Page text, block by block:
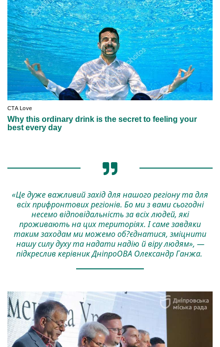
«Це дуже важливий захід для нашого регіону та для
всіх прифронтових регіонів. Бо ми з вами сьогодні
несемо відповідальність за всіх людей, які
проживають на цих територіях. І саме завдяки
таким заходам ми можемо об?єднатися, зміцнити
нашу силу духу та надати надію й віру людям», —
підкреслив керівник ДніпроОВА Олександр Ганжа.